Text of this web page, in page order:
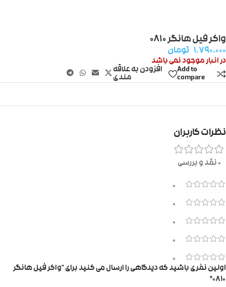
واکر فیل هانگر ۰۸۱۰
۱.۷۹۰.۰۰۰ تومان
در انبار موجود نمی باشد
Add to
compare
افزودن به علاقه
مندی
نظرات کاربران
0 نقد و بررسی
0
0
0
0
0
اولین نفری باشید که دیدگاهی را ارسال می کنید برای “واکر فیل هانگر
۰۸۱۰”